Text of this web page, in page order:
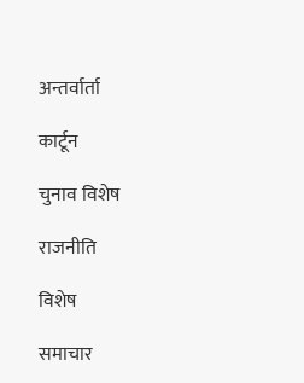
अन्तर्वार्ता
कार्टून
चुनाव विशेष
राजनीति
विशेष
समाचार